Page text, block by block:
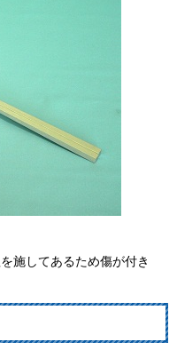
施してあるため傷が付き